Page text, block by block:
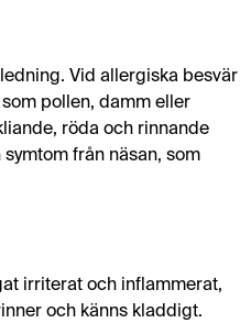
Vid allergiska besvär
pollen, damm eller
röda och rinnande
från näsan, som
irriterat och inflammerat,
och känns kladdigt.